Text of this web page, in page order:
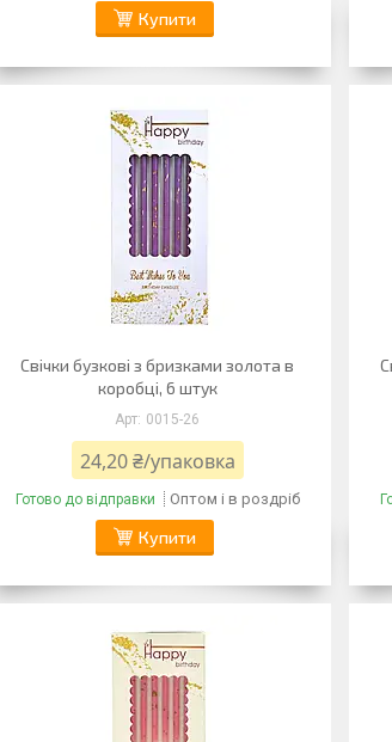
Купити
Свічки бузкові з бризками золота в
коробці, 6 штук
0015-26
24,20 ₴/упаковка
Готово до відправки Оптом і в роздріб
Купити